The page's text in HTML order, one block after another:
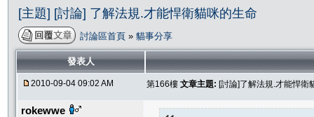
[主題] [討論] 了解法規.才能悍衛貓咪的生命
討論區首頁 » 貓事分享
發表人
2010-09-04 09:02 AM 第166樓 文章主題: [討論]了解法規.才能悍衛
rokewwe